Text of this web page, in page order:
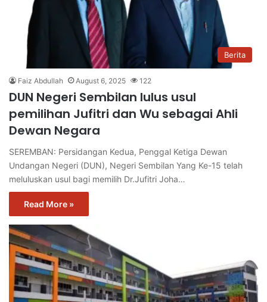
Berita
Faiz Abdullah August 6, 2025 122
DUN Negeri Sembilan lulus usul
pemilihan Jufitri dan Wu sebagai Ahli
Dewan Negara
SEREMBAN: Persidangan Kedua, Penggal Ketiga Dewan
Undangan Negeri (DUN), Negeri Sembilan Yang Ke-15 telah
meluluskan usul bagi memilih Dr.Jufitri Joha…
Read More »